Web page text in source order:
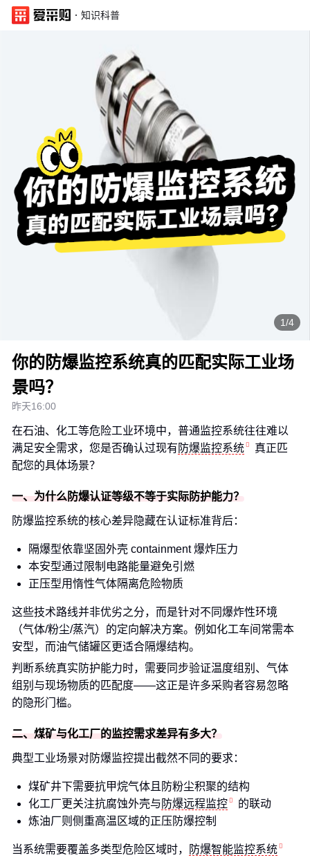
· 知识科普
1/4
你的防爆监控系统真的匹配实际工业场
景吗？
昨天16:00
在石油、化工等危险工业环境中，普通监控系统往往难以
满足安全需求，您是否确认过现有 防爆监控系统
真正匹
配您的具体场景？
一、为什么防爆认证等级不等于实际防护能力？
防爆监控系统的核心差异隐藏在认证标准背后：
隔爆型依靠坚固外壳 containment 爆炸压力
本安型通过限制电路能量避免引燃
正压型用惰性气体隔离危险物质
这些技术路线并非优劣之分，而是针对不同爆炸性环境
（气体/粉尘/蒸汽）的定向解决方案。例如化工车间常需本
安型，而油气储罐区更适合隔爆结构。
判断系统真实防护能力时，需要同步验证温度组别、气体
组别与现场物质的匹配度——这正是许多采购者容易忽略
的隐形门槛。
二、煤矿与化工厂的监控需求差异有多大？
典型工业场景对防爆监控提出截然不同的要求：
煤矿井下需要抗甲烷气体且防粉尘积聚的结构
化工厂更关注抗腐蚀外壳与 防爆远程监控
的联动
炼油厂则侧重高温区域的正压防爆控制
当系统需要覆盖多类型危险区域时，
防爆智能监控系统